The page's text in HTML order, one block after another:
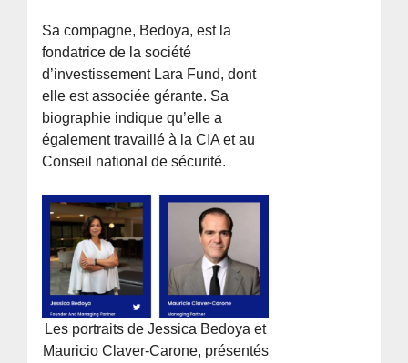
Sa compagne, Bedoya, est la
fondatrice de la société
d’investissement Lara Fund, dont
elle est associée gérante. Sa
biographie indique qu’elle a
également travaillé à la CIA et au
Conseil national de sécurité.
Les portraits de Jessica Bedoya et
Mauricio Claver-Carone, présentés